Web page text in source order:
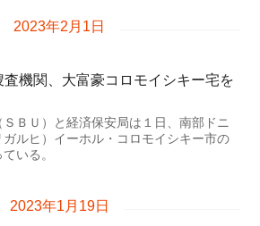
2023年2月1日
査機関、大富豪コロモイシキー宅を
ＢＵ）と経済保安局は１日、南部ドニ
ルヒ）イーホル・コロモイシキー市の
いる。
2023年1月19日